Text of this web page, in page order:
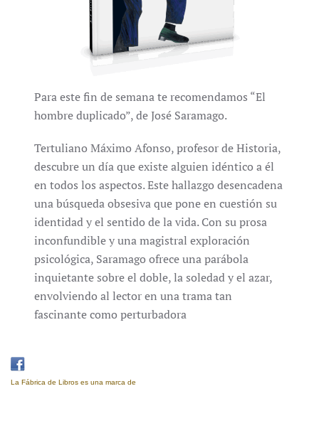
Para este fin de semana te recomendamos “El
hombre duplicado”, de José Saramago.
Tertuliano Máximo Afonso, profesor de Historia,
descubre un día que existe alguien idéntico a él
en todos los aspectos. Este hallazgo desencadena
una búsqueda obsesiva que pone en cuestión su
identidad y el sentido de la vida. Con su prosa
inconfundible y una magistral exploración
psicológica, Saramago ofrece una parábola
inquietante sobre el doble, la soledad y el azar,
envolviendo al lector en una trama tan
fascinante como perturbadora
La Fábrica de Libros es una marca de